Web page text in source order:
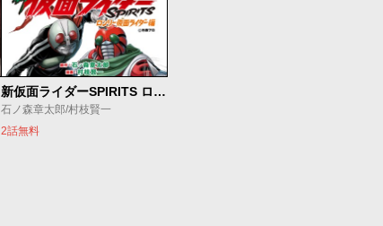
新仮面ライダーSPIRITS ロンリー仮面ライダー編
石ノ森章太郎/村枝賢一
2話無料